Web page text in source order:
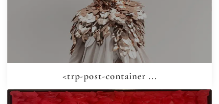
<trp-post-container ...